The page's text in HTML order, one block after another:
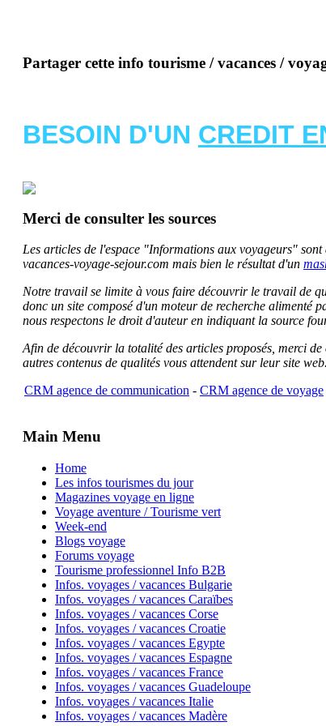
Partager cette info tourisme / vacances /
BESOIN D'UN CREDIT
Merci de consulter les sources
Les articles de l'espace "Informations aux voyageurs"
vacances-voyage-sejour.com mais bien le résultat d'un
Notre travail se limite à vous faire découvrir le travail de
donc un site composé d'un moteur de recherche alimenté
nous respectons le droit d'auteur en indiquant la source
Afin de découvrir la totalité des articles proposés, merci
autres contenus de qualités vous attendent sur leur site web.
CRM agence de communication - CRM agence de voyage
Main Menu
Home
Les infos tourismes du jour
Magazines voyage en ligne
Voyage aventure / Tourisme vert
Week-end
Blogs voyage
Forums voyage
Tourisme professionnel Info B2B
Infos. voyages / vacances Bulgarie
Infos. voyages / vacances Caraïbes
Infos. voyages / vacances Corse
Infos. voyages / vacances Croatie
Infos. voyages / vacances Egypte
Infos. voyages / vacances Espagne
Infos. voyages / vacances France
Infos. voyages / vacances Guadeloupe
Infos. voyages / vacances Italie
Infos. voyages / vacances Madère